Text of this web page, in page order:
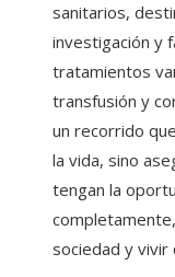
sanitarios,
investigación y
tratamientos
transfusión y
un recorrido
la vida, sino
tengan la
sociedad y vivir